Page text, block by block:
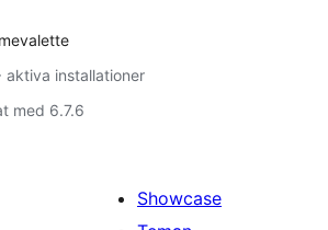
aktiva installationer
med 6.7.6
Showcase